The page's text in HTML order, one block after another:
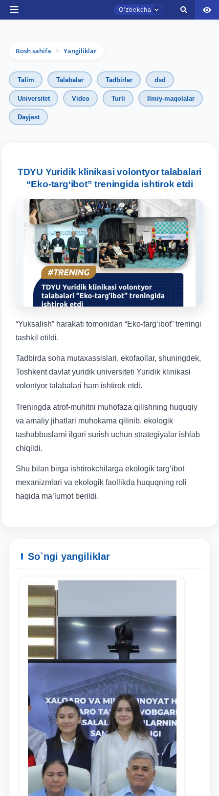
Oʼzbekcha
Ism va familiyangiz
Telefon raqamingiz
Pochta
yuborish
Bosh sahifa > Yangiliklar
Talim Talabalar Tadbirlar dsd
Universitet Video Turli Ilmiy-maqolalar
Dayjest
TDYU Yuridik klinikasi volontyor talabalari
“Eko-targ‘ibot” treningida ishtirok etdi
“Yuksalish” harakati tomonidan “Eko-targ‘ibot” treningi
tashkil etildi.
Tadbirda soha mutaxassislari, ekofaollar, shuningdek,
Toshkent davlat yuridik universiteti Yuridik klinikasi
volontyor talabalari ham ishtirok etdi.
Treningda atrof-muhitni muhofaza qilishning huquqiy
va amaliy jihatlari muhokama qilinib, ekologik
tashabbuslarni ilgari surish uchun strategiyalar ishlab
chiqildi.
Shu bilan birga ishtirokchilarga ekologik targ‘ibot
mexanizmlari va ekologik faollikda huquqning roli
haqida ma’lumot berildi.
So`ngi yangiliklar
TDYU qabul murojaatlari chati
Qabul bo'yicha murojaatlaringizni ushbu
chatda qoldiring.
Mavzuni tanlang — keyin shu mavzudagi aniq
savollar chiqadi:
1. Hujjatlar (bakalavr) (5) 2. Hujjatlar (magistr) (4)
3. Suhbat (bakalavr) (8) 4. Suhbat (magistr) (5)
5. To'lov-kontrakt (2) 6. Elektron ariza (16)
7. Call-center (4)
9. Magistratura kvotasi (4) ✉️ Adminga yozish